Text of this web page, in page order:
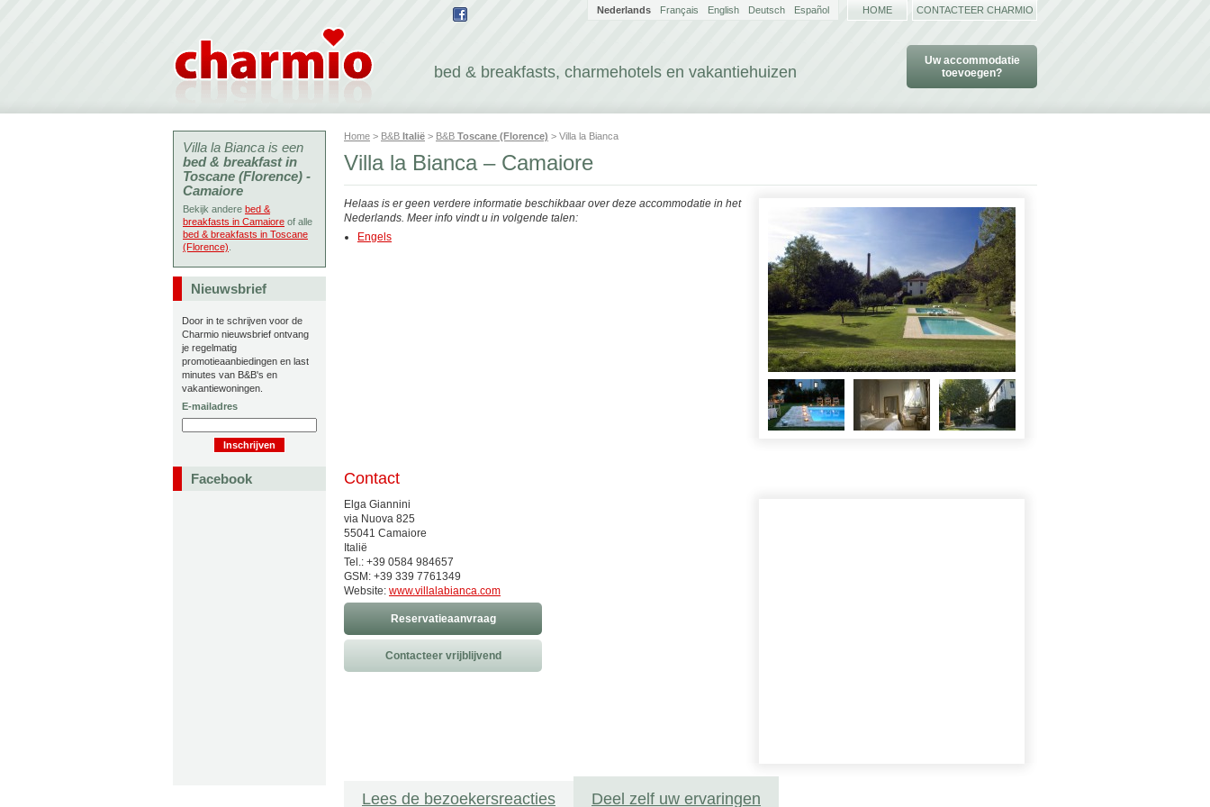
bed & breakfasts, charmehotels en vakantiehuizen
Uw accommodatie
toevoegen?
Nederlands Français English Deutsch Español HOME CONTACTEER CHARMIO
Home > B&B Italië > B&B Toscane (Florence) > Villa la Bianca
Villa la Bianca – Camaiore
Helaas is er geen verdere informatie beschikbaar over deze accommodatie in het
Nederlands. Meer info vindt u in volgende talen:
Engels
Contact
Elga Giannini
via Nuova 825
55041 Camaiore
Italië
Tel.: +39 0584 984657
GSM: +39 339 7761349
Website: www.villalabianca.com
Reservatieaanvraag
Contacteer vrijblijvend
Lees de bezoekersreacties Deel zelf uw ervaringen
Villa la Bianca is een
bed & breakfast in
Toscane (Florence) -
Camaiore
Bekijk andere bed &
breakfasts in Camaiore of alle
bed & breakfasts in Toscane
(Florence)
Nieuwsbrief
Door in te schrijven voor de
Charmio nieuwsbrief ontvang
je regelmatig
promotieaanbiedingen en last
minutes van B&B's en
vakantiewoningen.
E-mailadres
Facebook